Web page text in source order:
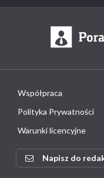
Współpraca
Polityka Prywatności
Warunki licencyjne
Napisz do